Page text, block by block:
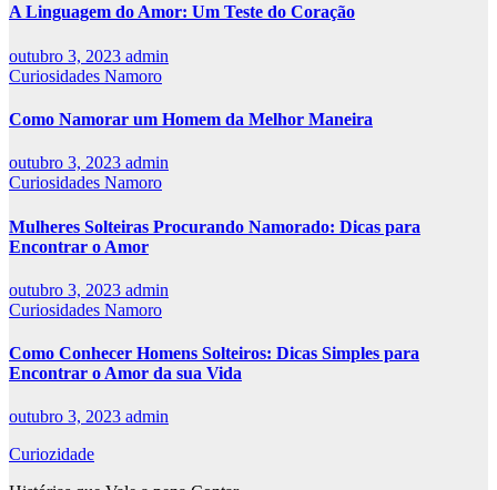
A Linguagem do Amor: Um Teste do Coração
outubro 3, 2023 admin
Curiosidades Namoro
Como Namorar um Homem da Melhor Maneira
outubro 3, 2023 admin
Curiosidades Namoro
Mulheres Solteiras Procurando Namorado: Dicas para
Encontrar o Amor
outubro 3, 2023 admin
Curiosidades Namoro
Como Conhecer Homens Solteiros: Dicas Simples para
Encontrar o Amor da sua Vida
outubro 3, 2023 admin
Curiozidade